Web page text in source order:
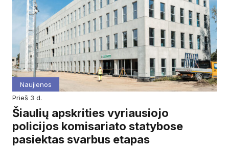
Naujienos
prieš 3 d.
Šiaulių apskrities vyriausiojo
policijos komisariato statybose
pasiektas svarbus etapas